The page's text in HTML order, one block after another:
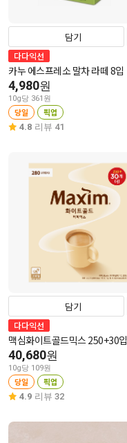
담기
다다익선
카누 에스프레소 말차 라떼 8입
4,980원
10g당 361원
당일 픽업
4.8 리뷰 41
담기
다다익선
맥심화이트골드믹스 250+30입
40,680원
10g당 109원
당일 픽업
4.9 리뷰 32